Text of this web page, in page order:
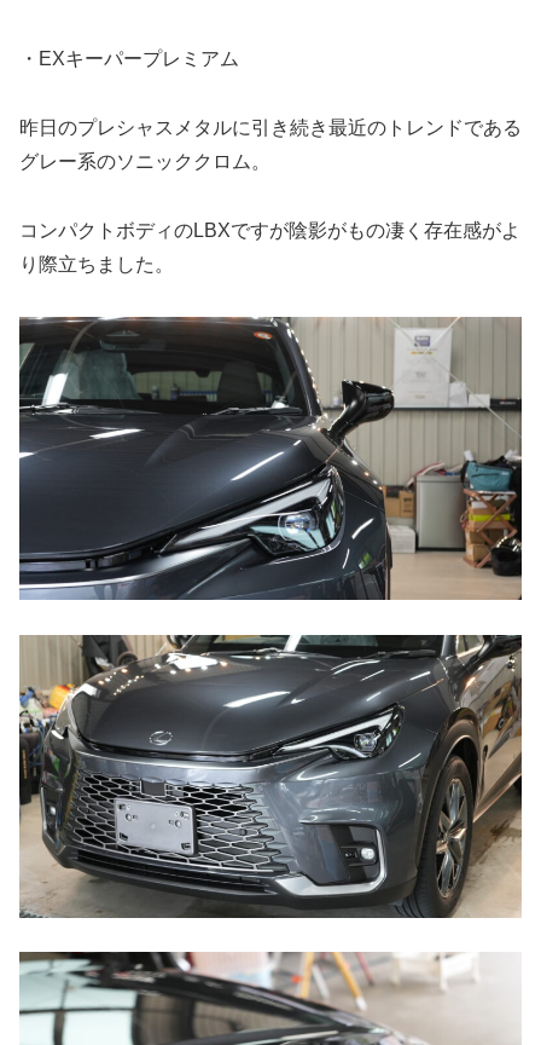
・EXキーパープレミアム
昨日のプレシャスメタルに引き続き最近のトレンドである
グレー系のソニッククロム。
コンパクトボディのLBXですが陰影がもの凄く存在感がよ
り際立ちました。